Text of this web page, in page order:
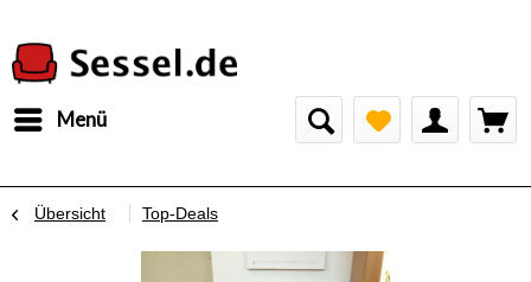
Menü
Übersicht Top-Deals